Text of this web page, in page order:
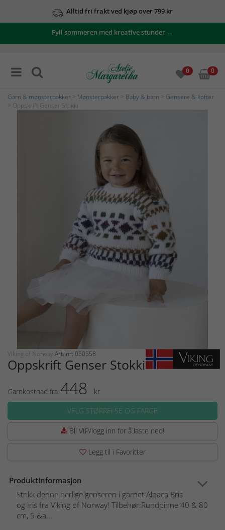
Alltid fri frakt ved kjøp over 799 kr
Fyll sommeren med kreative stunder →
0 0
Garn & mønsterpakker Mønsterpakker Baby & barn
Gensere & kofter
> Oppskrift Genser Stokki
Viking of Norway Art. nr: 050558
Oppskrift Genser Stokki
Garnkostnad fra 448
kr
VELG STØRRELSE OG FARGE
Bli VIP/logg inn for å laste ned!
Legg til i Favoritter
Produktinformasjon
Strikk denne herlige genseren i garnet Alpaca Bris
og Iris fra Viking of Norway! Tilbehør:Rundpinne 40 & 80
cm, 5 &a...